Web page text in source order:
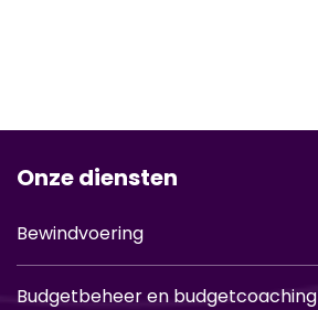
Onze diensten
Bewindvoering
Budgetbeheer en budgetcoaching